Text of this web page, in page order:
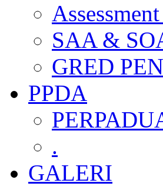
SAA &
GRED
PPDA
.
GALERI